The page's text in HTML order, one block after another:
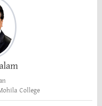
College